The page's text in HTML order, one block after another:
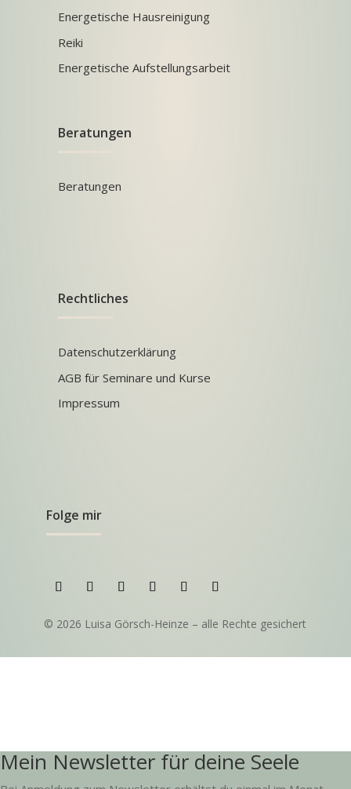
Energetische Hausreinigung
Reiki
Energetische Aufstellungsarbeit
Beratungen
Beratungen
Rechtliches
Datenschutzerklärung
AGB für Seminare und Kurse
Impressum
Folge mir
© 2026 Luisa Görsch-Heinze – alle Rechte gesichert
Mein Newsletter für deine Seele